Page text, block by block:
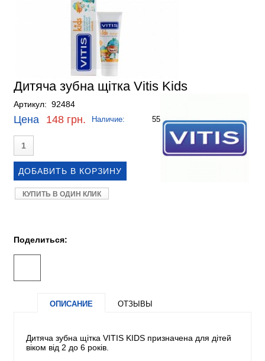
Дитяча зубна щітка Vitis Kids
Артикул: 92484
Цена 148 грн. Наличие: 55
КУПИТЬ В ОДИН КЛИК
Поделиться:
ОПИСАНИЕ ОТЗЫВЫ
Дитяча зубна щітка VITIS KIDS призначена для дітей
віком від 2 до 6 років.